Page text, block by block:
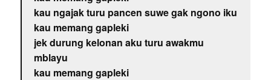
kau ngajak turu pancen suwe gak ngono iku
kau memang gapleki
jek durung kelonan aku turu awakmu
mblayu
kau memang gapleki